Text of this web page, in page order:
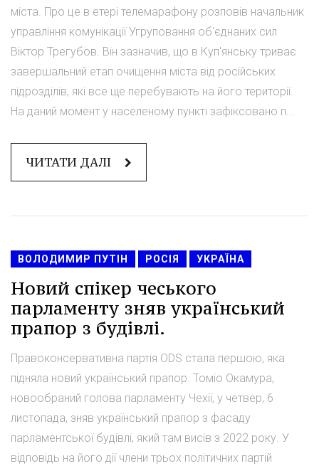
міста. Про це в етері телемарафону розповів начальник
управління комунікації Угруповання об'єднаних сил
Віктор Трегубов. Він зазначив, що в Куп'янську триває
завершальний етап очищення міста від російських
підрозділів, які все ще перебувають на його території.
На даний момент у населеному пункті зафіксовано п...
ЧИТАТИ ДАЛІ
ВОЛОДИМИР ПУТІН РОСІЯ УКРАЇНА
Новий спікер чеського
парламенту зняв український
прапор з будівлі.
Правоконсервативна партія ODS стала першою, яка
підняла новий український прапор. Томіо Окамура,
новообраний голова парламенту Чехії, у четвер, 6
листопада, зняв український прапор з фасаду
парламентської будівлі, який там висів з 2022 року. У
відповідь на його дії члени трьох політичних партій